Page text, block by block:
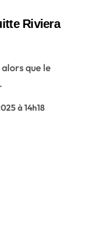
Riviera
à 14h18